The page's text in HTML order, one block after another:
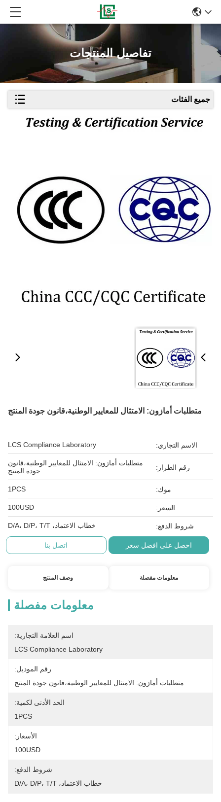
تفاصيل المنتجات
جميع الفئات
متطلبات أمازون: الامتثال للمعايير الوطنية،قانون جودة المنتج
الاسم التجاري: LCS Compliance Laboratory
رقم الطراز:
متطلبات أمازون: الامتثال للمعايير الوطنية،قانون
جودة المنتج
موك: 1PCS
السعر: 100USD
شروط الدفع: خطاب الاعتماد، D/A، D/P، T/T
احصل على افضل سعر اتصل بنا
معلومات مفصلة وصف المنتج
معلومات مفصلة
اسم العلامة التجارية:
LCS Compliance Laboratory
رقم الموديل:
متطلبات أمازون: الامتثال للمعايير الوطنية،قانون جودة المنتج
الحد الأدنى لكمية:
1PCS
الأسعار:
100USD
شروط الدفع:
خطاب الاعتماد، D/A، D/P، T/T